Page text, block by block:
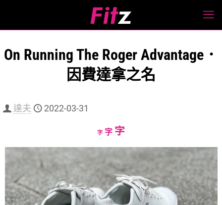
On Running The Roger Advantage．
因費達拿之名
達夫 2022-03-31
字Decrease
字Reset
字Increase